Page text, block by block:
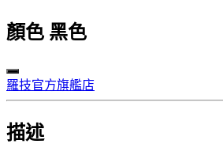
顏色 黑色
羅技官方旗艦店
描述